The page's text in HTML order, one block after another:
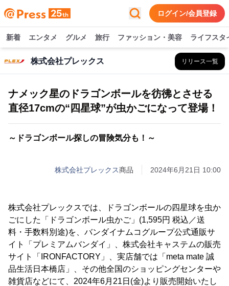
ログイン/会員登録
新着 エンタメ グルメ 旅行 ファッション・美容 ライフスタ
株式会社プレックス リリース一覧
ナメック星のドラゴンボールを彷彿とさせる
直径17cmの“四星球”が虫かごになって登場！
～ドラゴンボール探しの冒険気分も！～
株式会社プレックス商品 2024年6月21日 10:00
株式会社プレックスでは、ドラゴンボールの四星球を虫か
ごにした「ドラゴンボール虫かご」(1,595円 税込／送
料・手数料別途)を、バンダイナムコグループ公式通販サ
イト「プレミアムバンダイ」、株式会社キャステムの販売
サイト「IRONFACTORY」、実店舗では「meta mate 誠
品生活日本橋店」、その他全国のショッピングセンターや
雑貨店などにて、2024年6月21日(金)より販売開始いたし